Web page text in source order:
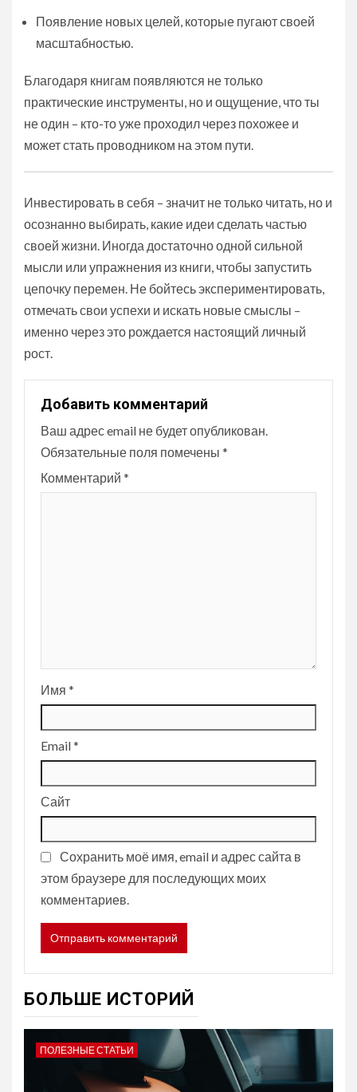
Появление новых целей, которые пугают своей
масштабностью.
Благодаря книгам появляются не только
практические инструменты, но и ощущение, что ты
не один – кто-то уже проходил через похожее и
может стать проводником на этом пути.
Инвестировать в себя – значит не только читать, но и
осознанно выбирать, какие идеи сделать частью
своей жизни. Иногда достаточно одной сильной
мысли или упражнения из книги, чтобы запустить
цепочку перемен. Не бойтесь экспериментировать,
отмечать свои успехи и искать новые смыслы –
именно через это рождается настоящий личный
рост.
Добавить комментарий
Ваш адрес email не будет опубликован.
Обязательные поля помечены *
Комментарий *
Имя *
Email*
Сайт
Сохранить моё имя, email и адрес сайта в
этом браузере для последующих моих
комментариев.
БОЛЬШЕ ИСТОРИЙ
ПОЛЕЗНЫЕ СТАТЬИ